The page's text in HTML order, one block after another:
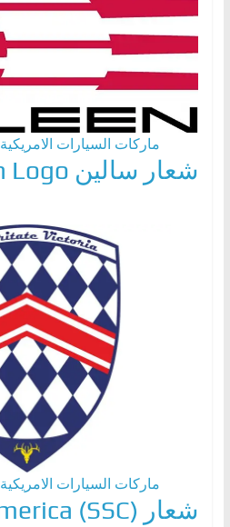
ماركات السيارات الامريكية
شعار سالين Saleen Logo
ماركات السيارات الامريكية
شعار (SSC) SSC North America